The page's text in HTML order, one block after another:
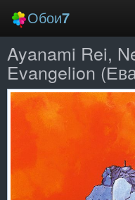
Обои7
Новые
Лучшие
Случайные
Заставки
Ayanami Rei,
Evangelion